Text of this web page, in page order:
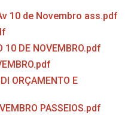
10 de Novembro ass.pdf
10 DE NOVEMBRO.pdf
ORÇAMENTO E
PASSEIOS.pdf